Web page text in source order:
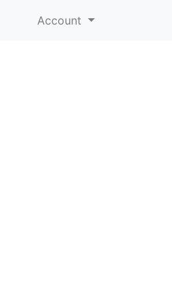
Account